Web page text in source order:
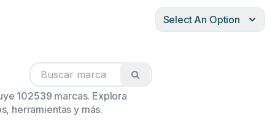
Select An Option
102539 marcas. Explora
herramientas y más.